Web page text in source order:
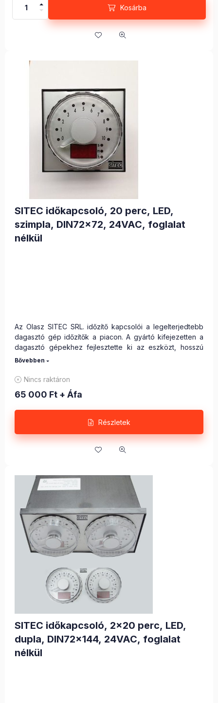
Kosárba
SITEC időkapcsoló, 20 perc, LED,
szimpla, DIN72x72, 24VAC, foglalat
nélkül
Az Olasz SITEC SRL. időzítő kapcsolói a legelterjedtebb
dagasztó gép időzítők a piacon. A gyártó kifejezetten a
dagasztó gépekhez fejlesztette ki az eszközt, hosszú
ideig bírja az ezzel járó terhelést, használata rendkívül
Beállítási tartomány: 0-20 perce
Az alsó digitális kijelző beállításkor mutatja a beállított
időt (perc : másodperc) később visszaszámolja a
Beépítési méret DIN72x72 mm
Tápfeszültség: 24V DC/AC
műveletet
Nincs raktáron
65 000 Ft + Áfa
Részletek
SITEC időkapcsoló, 2x20 perc, LED,
dupla, DIN72x144, 24VAC, foglalat
nélkül